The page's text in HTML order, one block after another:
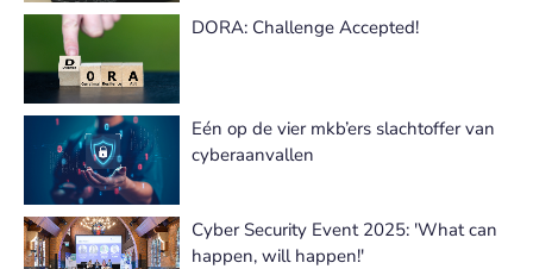
DORA: Challenge Accepted!
Eén op de vier mkb’ers slachtoffer van
cyberaanvallen
Cyber Security Event 2025: 'What can
happen, will happen!'